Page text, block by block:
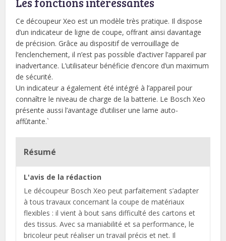
Ce découpeur Xeo est un modèle très pratique. Il dispose
d’un indicateur de ligne de coupe, offrant ainsi davantage
de précision. Grâce au dispositif de verrouillage de
l’enclenchement, il n’est pas possible d’activer l’appareil par
inadvertance. L’utilisateur bénéficie d’encore d’un maximum
de sécurité.
Un indicateur a également été intégré à l’appareil pour
connaître le niveau de charge de la batterie. Le Bosch Xeo
présente aussi l’avantage d’utiliser une lame auto-
affûtante.`
Résumé
L'avis de la rédaction
Le découpeur Bosch Xeo peut parfaitement s’adapter
à tous travaux concernant la coupe de matériaux
flexibles : il vient à bout sans difficulté des cartons et
des tissus. Avec sa maniabilité et sa performance, le
bricoleur peut réaliser un travail précis et net. Il